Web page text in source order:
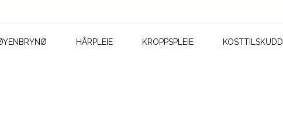
HÅRPLEIE KROPPSPLEIE KOSTTILSKUDD